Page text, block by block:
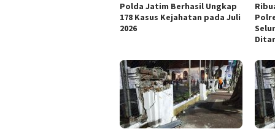
Polda Jatim Berhasil Ungkap
178 Kasus Kejahatan pada Juli
2026